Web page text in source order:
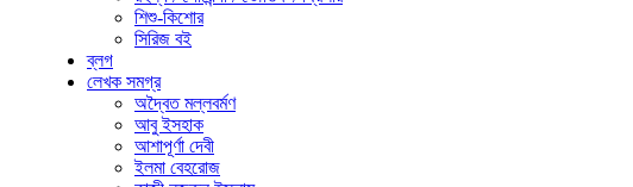
শিশু-কিশোর
সিরিজ বই
ব্লগ
লেখক সমগ্র
অদ্বৈত মল্লবর্মণ
আবু ইসহাক
আশাপূর্ণা দেবী
ইলমা বেহরোজ